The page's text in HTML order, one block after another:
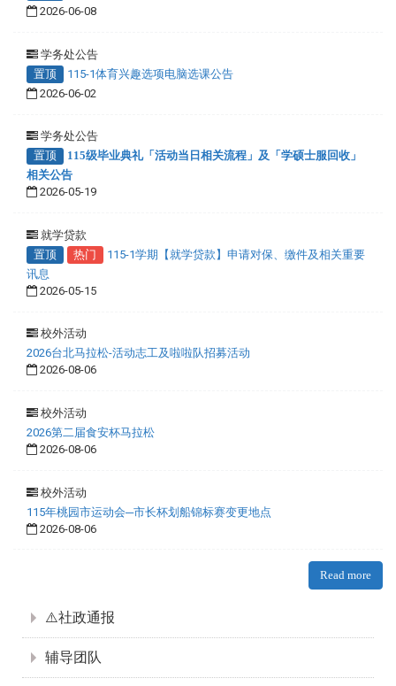
2026-06-08
学务处公告
置顶
115-1体育兴趣选项电脑选课公告
2026-06-02
学务处公告
置顶
115级毕业典礼「活动当日相关流程」及「学硕士服回收」
相关公告
2026-05-19
就学贷款
置顶
热门
115-1学期【就学贷款】申请对保、缴件及相关重要
讯息
2026-05-15
校外活动
2026台北马拉松-活动志工及啦啦队招募活动
2026-08-06
校外活动
2026第二届食安杯马拉松
2026-08-06
校外活动
115年桃园市运动会─市长杯划船锦标赛变更地点
2026-08-06
Read more
⚠️社政通报
辅导团队